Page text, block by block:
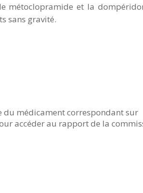
métoclopramide et la
sans gravité.
du médicament correspondant sur
accéder au rapport de la